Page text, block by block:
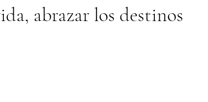
abrazar los destinos